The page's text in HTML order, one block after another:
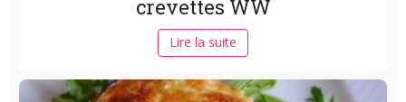
crevettes WW
Lire la suite